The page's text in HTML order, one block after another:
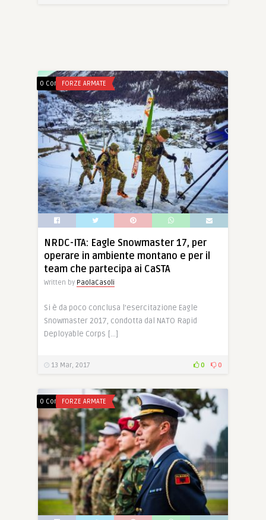
0 CommentsFORZE ARMATE
NRDC-ITA: Eagle Snowmaster 17, per
operare in ambiente montano e per il
team che partecipa ai CaSTA
Written by PaolaCasoli
Si è da poco conclusa l’esercitazione Eagle
Snowmaster 2017, condotta dal NATO Rapid
Deployable Corps […]
13 Mar, 2017 0 0
0 CommentsFORZE ARMATE